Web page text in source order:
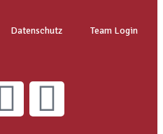
Datenschutz Team Login